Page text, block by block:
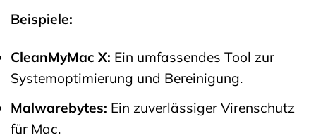
Beispiele:
CleanMyMac X: Ein umfassendes Tool zur
Systemoptimierung und Bereinigung.
Malwarebytes: Ein zuverlässiger Virenschutz
für Mac.